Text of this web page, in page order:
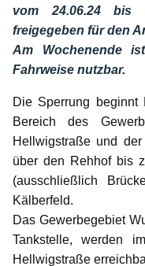
vom 24.06.24 bis
freigegeben für den
Am Wochenende
Fahrweise nutzbar.
Die Sperrung beginnt
Bereich des
Hellwigstraße und
über den Rehhof bis
(ausschließlich
Kälberfeld.
Das Gewerbegebiet
Tankstelle, werden
Hellwigstraße